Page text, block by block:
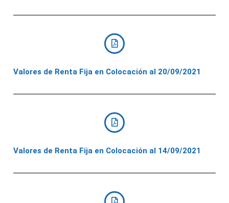
Valores de Renta Fija en Colocación al 20/09/2021
Valores de Renta Fija en Colocación al 14/09/2021